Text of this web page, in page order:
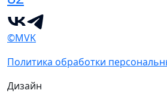
©MVK
Политика обработки
Дизайн